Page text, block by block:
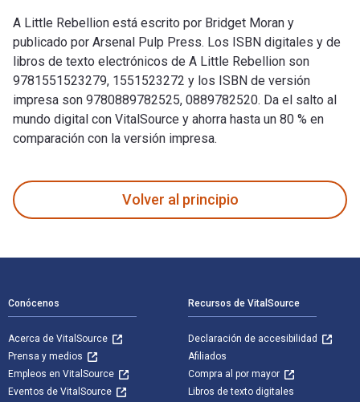
A Little Rebellion está escrito por Bridget Moran y
publicado por Arsenal Pulp Press. Los ISBN digitales y de
libros de texto electrónicos de A Little Rebellion son
9781551523279, 1551523272 y los ISBN de versión
impresa son 9780889782525, 0889782520. Da el salto al
mundo digital con VitalSource y ahorra hasta un 80 % en
comparación con la versión impresa.
Volver al principio
Conócenos
Acerca de VitalSource
Prensa y medios
Empleos en VitalSource
Eventos de VitalSource
Recursos de VitalSource
Declaración de accesibilidad
Afiliados
Compra al por mayor
Libros de texto digitales